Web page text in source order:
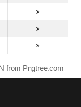
from Pngtree.com